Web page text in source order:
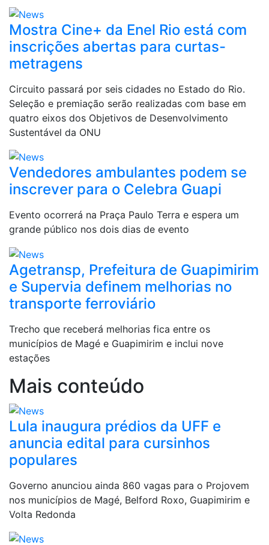
Mostra Cine+ da Enel Rio está com
inscrições abertas para curtas-
metragens
Circuito passará por seis cidades no Estado do Rio.
Seleção e premiação serão realizadas com base em
quatro eixos dos Objetivos de Desenvolvimento
Sustentável da ONU
Vendedores ambulantes podem se
inscrever para o Celebra Guapi
Evento ocorrerá na Praça Paulo Terra e espera um
grande público nos dois dias de evento
Agetransp, Prefeitura de Guapimirim
e Supervia definem melhorias no
transporte ferroviário
Trecho que receberá melhorias fica entre os
municípios de Magé e Guapimirim e inclui nove
estações
Mais conteúdo
Lula inaugura prédios da UFF e
anuncia edital para cursinhos
populares
Governo anunciou ainda 860 vagas para o Projovem
nos municípios de Magé, Belford Roxo, Guapimirim e
Volta Redonda